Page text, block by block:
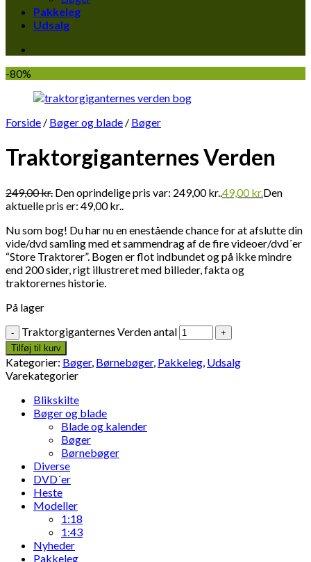
Pakkeleg
Udsalg
-80%
Forside / Bøger og blade / Bøger
Traktorgiganternes Verden
249,00kr. Den oprindelige pris var: 249,00 kr..49,00kr.Den
aktuelle pris er: 49,00 kr..
Nu som bog! Du har nu en enestående chance for at afslutte din
vide/dvd samling med et sammendrag af de fire videoer/dvd´er
“Store Traktorer”. Bogen er flot indbundet og på ikke mindre
end 200 sider, rigt illustreret med billeder, fakta og
traktorernes historie.
På lager
Traktorgiganternes Verden antal
Tilføj til kurv
Kategorier: Bøger, Børnebøger, Pakkeleg, Udsalg
Varekategorier
Blikskilte
Bøger og blade
Blade og kalender
Bøger
Børnebøger
Diverse
DVD´er
Heste
Modeller
1:18
1:43
Nyheder
Pakkeleg